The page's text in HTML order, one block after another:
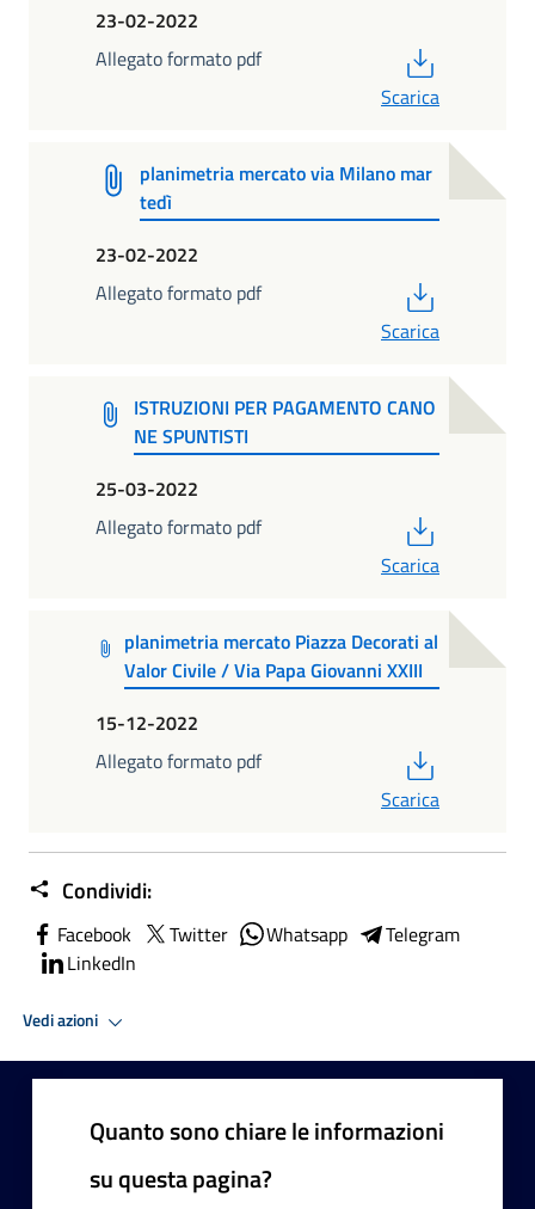
23-02-2022
Allegato formato pdf
Scarica
planimetria mercato via Milano mar
tedì
23-02-2022
Allegato formato pdf
Scarica
ISTRUZIONI PER PAGAMENTO CANO
NE SPUNTISTI
25-03-2022
Allegato formato pdf
Scarica
planimetria mercato Piazza Decorati al
Valor Civile / Via Papa Giovanni XXIII
15-12-2022
Allegato formato pdf
Scarica
Condividi:
Facebook Twitter Whatsapp
Telegram
LinkedIn
Vedi azioni
Quanto sono chiare le informazioni
su questa pagina?